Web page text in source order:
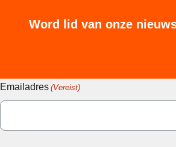
Word lid van onze
Emailadres (Vereist)